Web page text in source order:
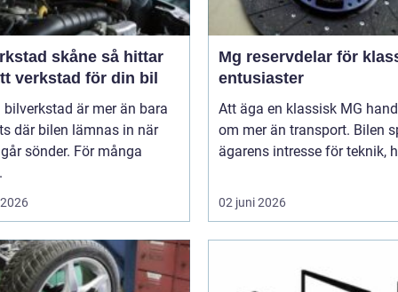
skåne så hittar
verkstad för din bil
bilverkstad är mer än bara
där bilen lämnas in när
sönder. För många
Mg reservdelar för
entusiaster
Att äga en klassisk MG
om mer än transport. Bilen
ägarens intresse för teknik,
02 juni 2026